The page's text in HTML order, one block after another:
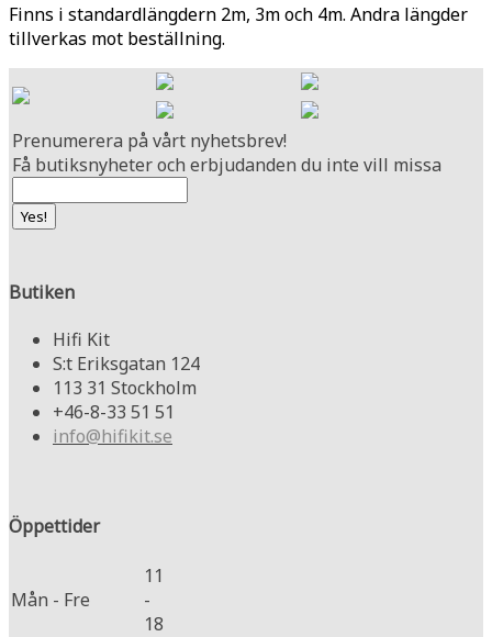
Finns i standardlängdern 2m, 3m och 4m. Andra längder
tillverkas mot beställning.
Prenumerera på vårt nyhetsbrev!
Få butiksnyheter och erbjudanden du inte vill missa
Butiken
Hifi Kit
S:t Eriksgatan 124
113 31 Stockholm
+46-8-33 51 51
info@hifikit.se
Öppettider
Mån - Fre
11
-
18